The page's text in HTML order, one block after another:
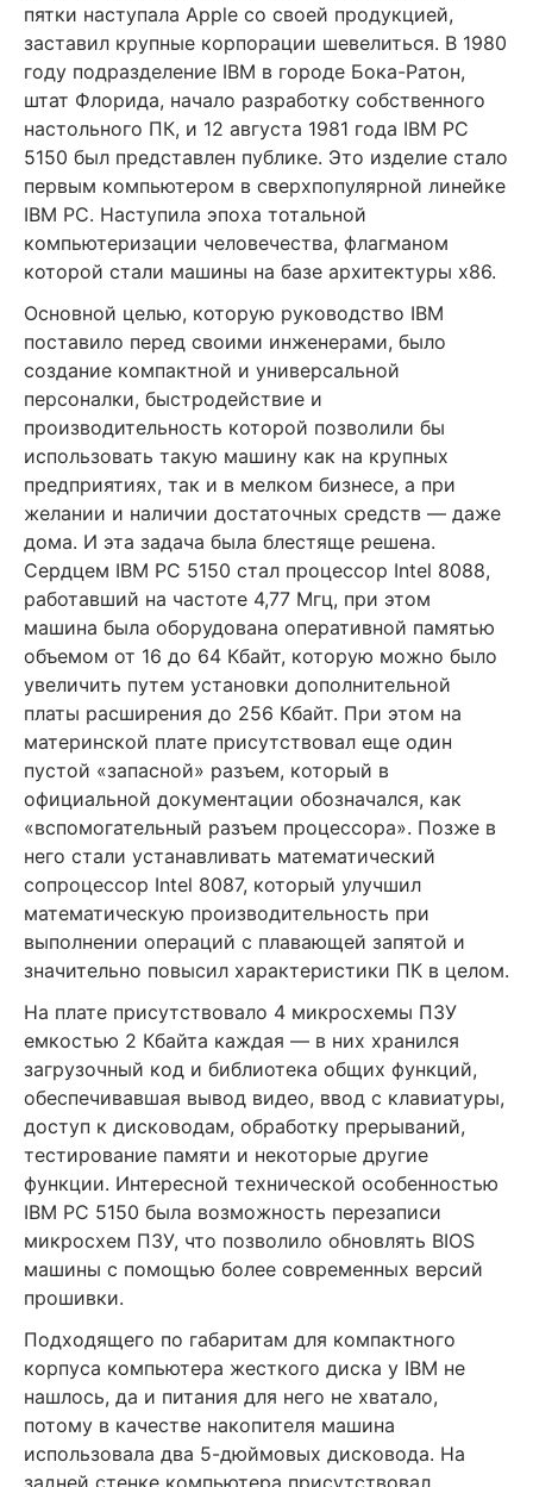
пятки наступала Apple со своей продукцией,
заставил крупные корпорации шевелиться. В 1980
году подразделение IBM в городе Бока-Ратон,
штат Флорида, начало разработку собственного
настольного ПК, и 12 августа 1981 года IBM PC
5150 был представлен публике. Это изделие стало
первым компьютером в сверхпопулярной линейке
IBM PC. Наступила эпоха тотальной
компьютеризации человечества, флагманом
которой стали машины на базе архитектуры х86.
Основной целью, которую руководство IBM
поставило перед своими инженерами, было
создание компактной и универсальной
персоналки, быстродействие и
производительность которой позволили бы
использовать такую машину как на крупных
предприятиях, так и в мелком бизнесе, а при
желании и наличии достаточных средств — даже
дома. И эта задача была блестяще решена.
Сердцем IBM PC 5150 стал процессор Intel 8088,
работавший на частоте 4,77 Мгц, при этом
машина была оборудована оперативной памятью
объемом от 16 до 64 Кбайт, которую можно было
увеличить путем установки дополнительной
платы расширения до 256 Кбайт. При этом на
материнской плате присутствовал еще один
пустой «запасной» разъем, который в
официальной документации обозначался, как
«вспомогательный разъем процессора». Позже в
него стали устанавливать математический
сопроцессор Intel 8087, который улучшил
математическую производительность при
выполнении операций с плавающей запятой и
значительно повысил характеристики ПК в целом.
На плате присутствовало 4 микросхемы ПЗУ
емкостью 2 Кбайта каждая — в них хранился
загрузочный код и библиотека общих функций,
обеспечивавшая вывод видео, ввод с клавиатуры,
доступ к дисководам, обработку прерываний,
тестирование памяти и некоторые другие
функции. Интересной технической особенностью
IBM PC 5150 была возможность перезаписи
микросхем ПЗУ, что позволило обновлять BIOS
машины с помощью более современных версий
прошивки.
Подходящего по габаритам для компактного
корпуса компьютера жесткого диска у IBM не
нашлось, да и питания для него не хватало,
потому в качестве накопителя машина
использовала два 5-дюймовых дисковода. На